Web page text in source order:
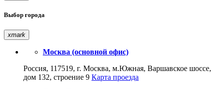
Выбор города
xmark
Москва (основной офис)
Россия, 117519, г. Москва, м.Южная, Варшавское шоссе,
дом 132, строение 9 Карта проезда